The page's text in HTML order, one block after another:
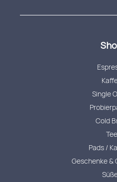
Single
Cold
Tee
Pads /
Geschenke &